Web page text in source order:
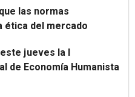
las normas
del mercado
jueves la I
de Economía Humanista